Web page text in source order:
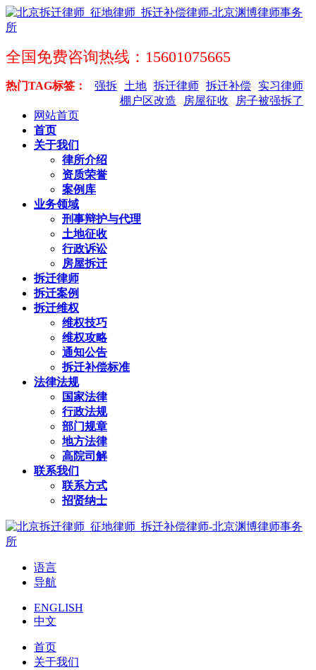
全国免费咨询热线：15601075665
热门TAG标签： 实习律师
拆迁补偿
拆迁律师
土地
强拆
房子被强拆了
房屋征收
棚户区改造
网站首页
首页
关于我们
律所介绍
资质荣誉
案例库
业务领域
刑事辩护与代理
土地征收
行政诉讼
房屋拆迁
拆迁律师
拆迁案例
拆迁维权
维权技巧
维权攻略
通知公告
拆迁补偿标准
法律法规
国家法律
行政法规
部门规章
地方法律
高院司解
联系我们
联系方式
招贤纳士
语言
导航
ENGLISH
中文
首页
关于我们